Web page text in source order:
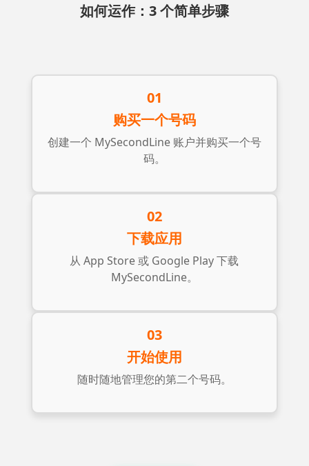
如何运作：3 个简单步骤
01
购买一个号码
创建一个 MySecondLine 账户并购买一个号
码。
02
下载应用
从 App Store 或 Google Play 下载
MySecondLine。
03
开始使用
随时随地管理您的第二个号码。